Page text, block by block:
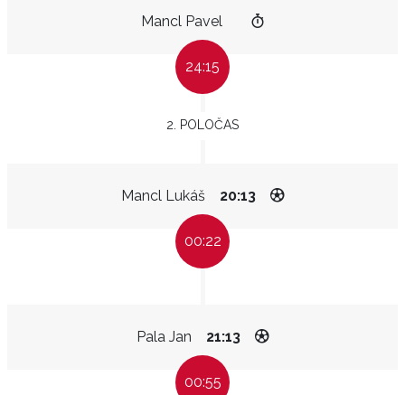
Mancl Pavel
24:15
2. POLOČAS
Mancl Lukáš 20:13
00:22
Pala Jan 21:13
00:55